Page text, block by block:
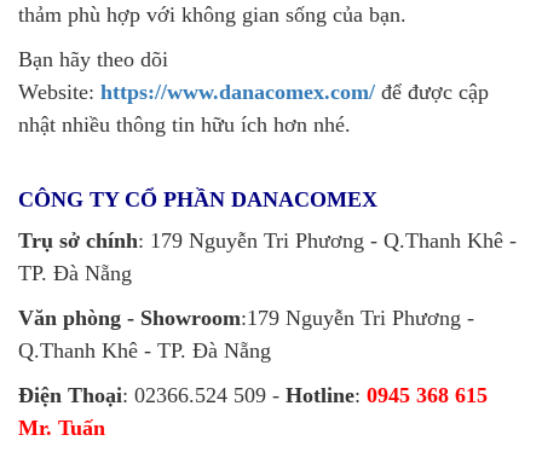
thảm phù hợp với không gian sống của bạn.
Bạn hãy theo dõi
Website: https://www.danacomex.com/ để được cập
nhật nhiều thông tin hữu ích hơn nhé.
CÔNG TY CỔ PHẦN DANACOMEX
Trụ sở chính: 179 Nguyễn Tri Phương - Q.Thanh Khê -
TP. Đà Nẵng
Văn phòng - Showroom:179 Nguyễn Tri Phương -
Q.Thanh Khê - TP. Đà Nẵng
Điện Thoại: 02366.524 509 - Hotline: 0945 368 615
Mr. Tuấn